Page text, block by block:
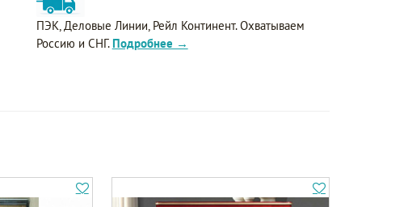
ПЭК, Деловые Линии, Рейл Континент. Охватываем
Россию и СНГ. Подробнее →